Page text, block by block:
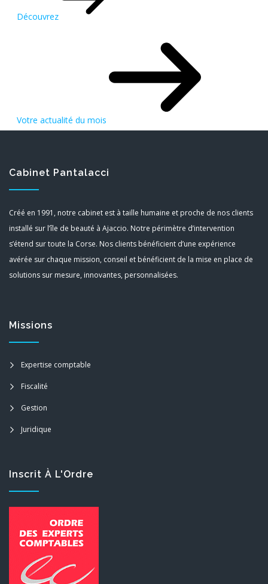
Découvrez
Votre actualité du mois
Cabinet Pantalacci
Créé en 1991, notre cabinet est à taille humaine et proche de nos clients
installé sur l’île de beauté à Ajaccio. Notre périmètre d’intervention
s’étend sur toute la Corse. Nos clients bénéficient d’une expérience
avérée sur chaque mission, conseil et bénéficient de la mise en place de
solutions sur mesure, innovantes, personnalisées.
Missions
Expertise comptable
Fiscalité
Gestion
Juridique
Inscrit À L'Ordre